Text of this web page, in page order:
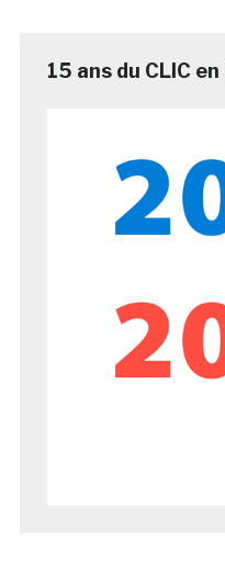
15 ans du CLIC